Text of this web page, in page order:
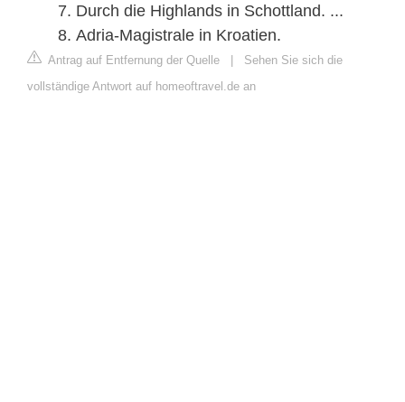
Durch die Highlands in Schottland. ...
Adria-Magistrale in Kroatien.
Antrag auf Entfernung der Quelle | Sehen Sie sich die
vollständige Antwort auf homeoftravel.de an